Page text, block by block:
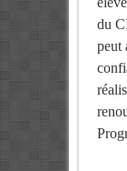
du
peut